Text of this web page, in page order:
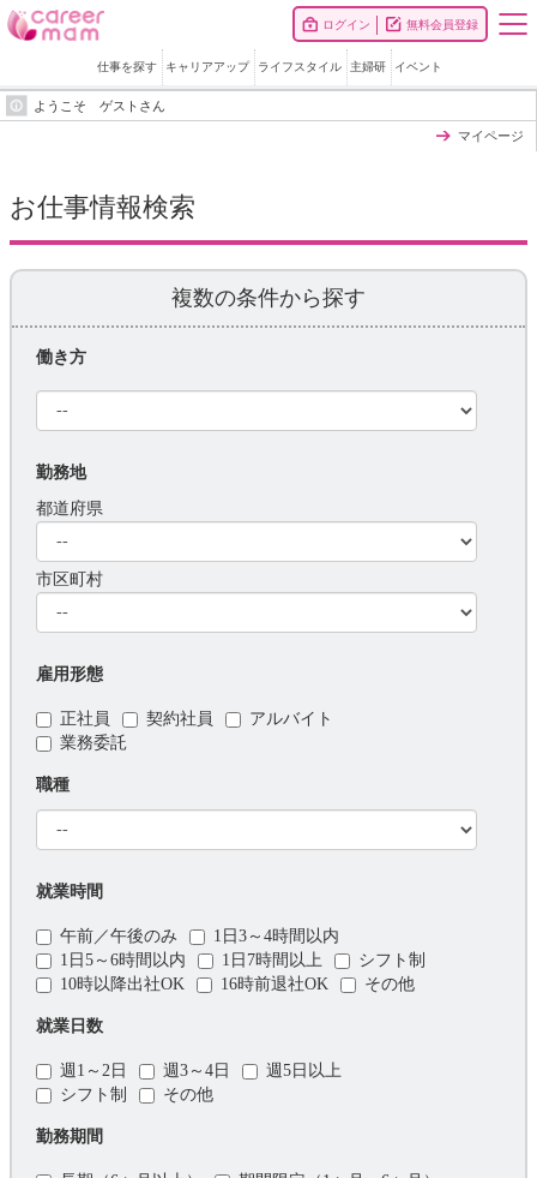
ログイン 無料会員登録
仕事を探す キャリアアップ ライフスタイル 主婦研 イベント
ようこそ ゲストさん
マイページ
お仕事情報検索
複数の条件から探す
働き方
勤務地
都道府県
市区町村
雇用形態
正社員 契約社員
アルバイト
業務委託
職種
就業時間
午前／午後のみ
1日3～4時間以内
1日5～6時間以内
1日7時間以上
シフト制
10時以降出社OK
16時前退社OK その他
就業日数
週1～2日 週3～4日
週5日以上
シフト制
その他
勤務期間